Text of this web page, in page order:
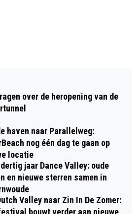
KRIJGT €
VERBETERING
DE BAREEL
over de heropening van de
haven naar Parallelweg:
nog één dag te gaan op
locatie
jaar Dance Valley: oude
en nieuwe sterren samen in
Valley naar Zin In De Zomer:
bouwt verder aan nieuwe